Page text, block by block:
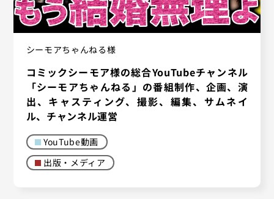
シーモアちゃんねる様
コミックシーモア様の総合YouTubeチャンネル
「シーモアちゃんねる」の番組制作、企画、演
出、キャスティング、撮影、編集、サムネイ
ル、チャンネル運営
YouTube動画
出版・メディア